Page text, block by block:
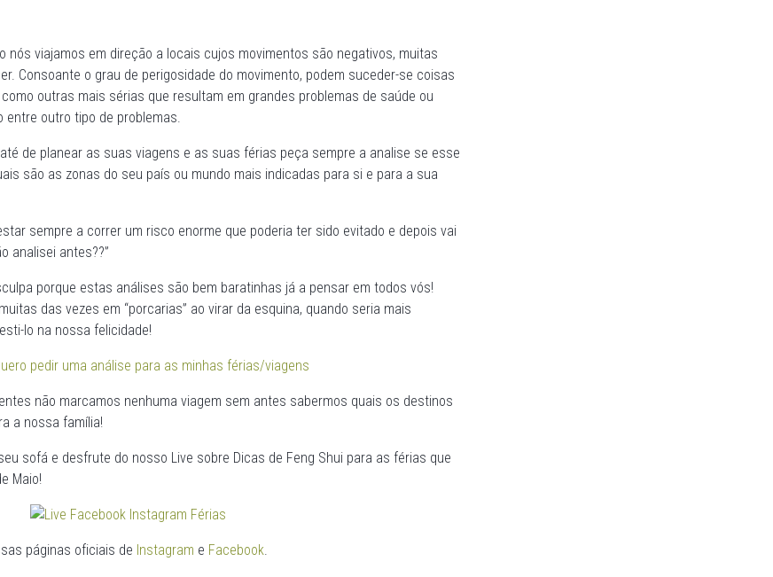
nós viajamos em direção a locais cujos movimentos são negativos, muitas
Consoante o grau de perigosidade do movimento, podem suceder-se coisas
outras mais sérias que resultam em grandes problemas de saúde ou
entre outro tipo de problemas.
de planear as suas viagens e as suas férias peça sempre a analise se esse
são as zonas do seu país ou mundo mais indicadas para si e para a sua
sempre a correr um risco enorme que poderia ter sido evitado e depois vai
analisei antes??”
porque estas análises são bem baratinhas já a pensar em todos vós!
das vezes em “porcarias” ao virar da esquina, quando seria mais
lo na nossa felicidade!
pedir uma análise para as minhas férias/viagens
não marcamos nenhuma viagem sem antes sabermos quais os destinos
a nossa família!
sofá e desfrute do nosso Live sobre Dicas de Feng Shui para as férias que
Maio!
páginas oficiais de Instagram e Facebook.